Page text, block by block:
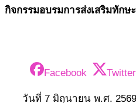
กิจกรรมอบรมการส่งเสริมทัก
Facebook Twitter
วันที่ 7 มิถุนายน พ.ศ. 2569